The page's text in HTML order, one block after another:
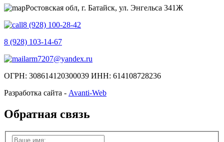
Ростовская обл, г. Батайск, ул. Энгельса 341Ж
8 (928) 100-28-42
8 (928) 103-14-67
arm7207@yandex.ru
ОГРН: 308614120300039 ИНН: 614108728236
Разработка сайта - Avanti-Web
Обратная связь